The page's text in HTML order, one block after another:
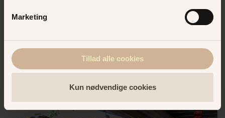
Marketing
Tillad alle cookies
Kun nødvendige cookies
Din garanti for vind i håret!
BAKKENS WEBSHOP